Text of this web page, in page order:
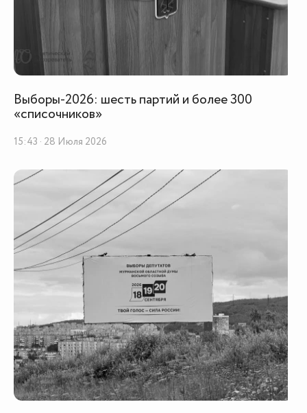
Выборы-2026: шесть партий и более 300
«списочников»
15:43 · 28 Июля 2026